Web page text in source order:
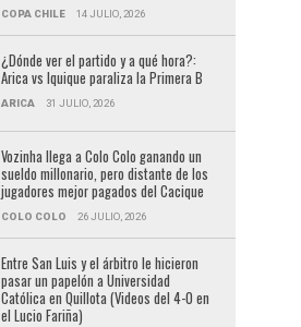
COPA CHILE 14 JULIO, 2026
¿Dónde ver el partido y a qué hora?:
Arica vs Iquique paraliza la Primera B
ARICA 31 JULIO, 2026
Vozinha llega a Colo Colo ganando un
sueldo millonario, pero distante de los
jugadores mejor pagados del Cacique
COLO COLO 26 JULIO, 2026
Entre San Luis y el árbitro le hicieron
pasar un papelón a Universidad
Católica en Quillota (Videos del 4-0 en
el Lucio Fariña)